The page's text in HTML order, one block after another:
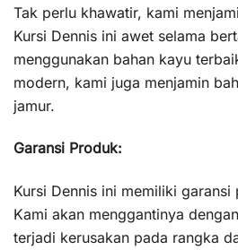
Tak perlu khawatir, kami
Kursi Dennis ini awet selama
menggunakan bahan kayu
modern, kami juga menjamin
jamur.
Garansi Produk:
Kursi Dennis ini memiliki garansi
Kami akan menggantinya
terjadi kerusakan pada rangka